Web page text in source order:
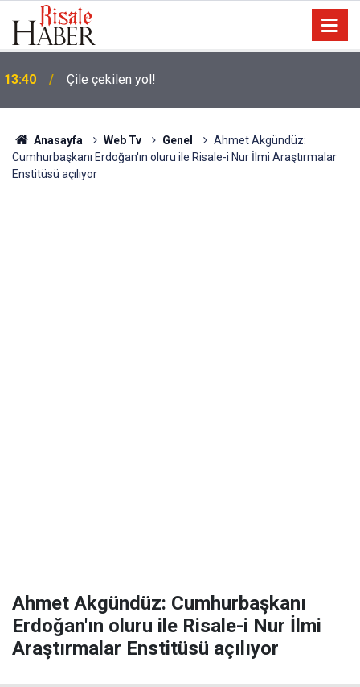
13:40 Çile çekilen yol!
Anasayfa Web Tv Genel
Ahmet Akgündüz:
Cumhurbaşkanı Erdoğan'ın oluru ile Risale-i Nur İlmi Araştırmalar
Enstitüsü açılıyor
Ahmet Akgündüz: Cumhurbaşkanı
Erdoğan'ın oluru ile Risale-i Nur İlmi
Araştırmalar Enstitüsü açılıyor